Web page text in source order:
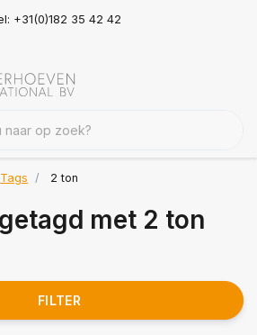
+31(0)182 35 42 42
Tags 2 ton
met 2 ton
FILTER